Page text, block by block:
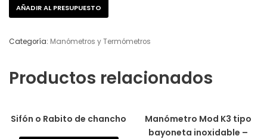
AÑADIR AL PRESUPUESTO
Categoría: Manómetros y Termómetros
Productos relacionados
Sifón o Rabito de chancho
Manómetro Mod K3 tipo
bayoneta inoxidable –